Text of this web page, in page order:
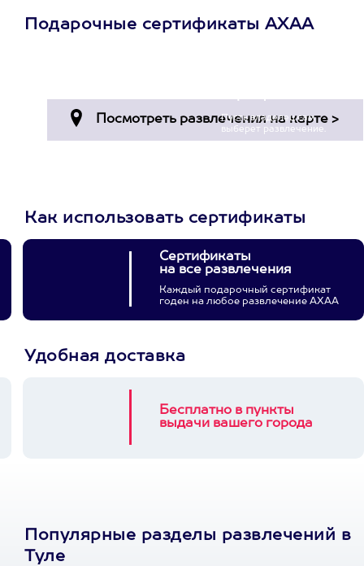
Подарочные сертификаты АХАА
Пусть владелец сам
выберет развлечение.
Как использовать сертификаты
Сертификаты
на все развлечения
Каждый подарочный сертификат
годен на любое развлечение АХАА
Удобная доставка
Бесплатно в пункты
выдачи вашего города
Популярные разделы развлечений в
Туле